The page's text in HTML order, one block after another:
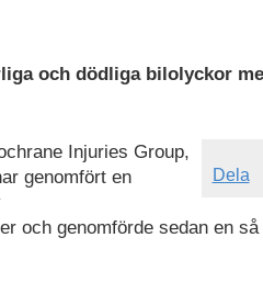
och dödliga bilolyckor
Dela
Injuries Group,
genomfört en
och genomförde sedan en